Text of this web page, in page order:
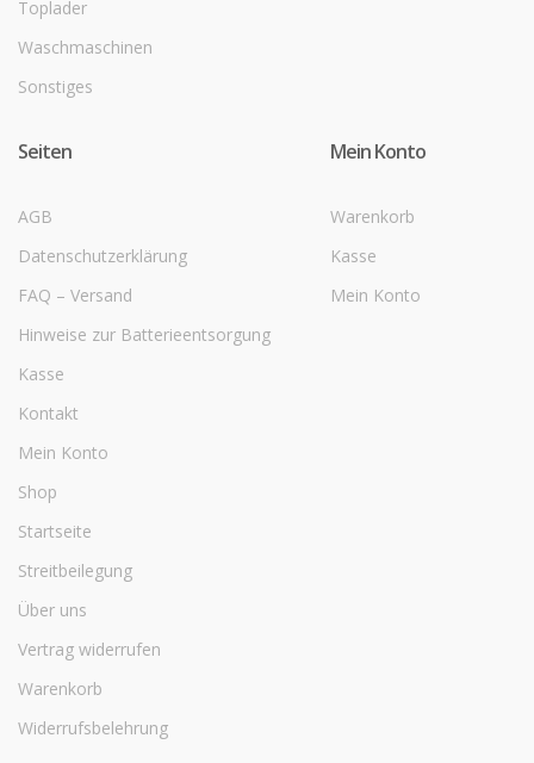
Toplader
Waschmaschinen
Sonstiges
Seiten
AGB
Datenschutzerklärung
FAQ – Versand
Hinweise zur Batterieentsorgung
Kasse
Kontakt
Mein Konto
Shop
Startseite
Streitbeilegung
Über uns
Vertrag widerrufen
Warenkorb
Widerrufsbelehrung
Mein Konto
Warenkorb
Kasse
Mein Konto